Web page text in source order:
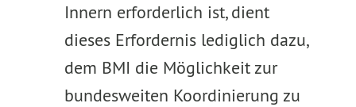
Innern erforderlich ist, dient
dieses Erfordernis lediglich dazu,
dem BMI die Möglichkeit zur
bundesweiten Koordinierung zu